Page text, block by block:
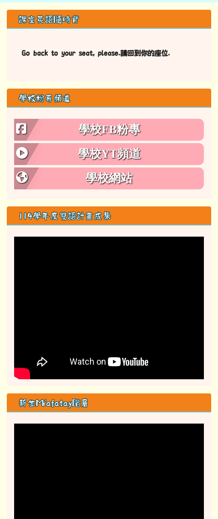
左邊區域內容
課室英語隨時背
Go back to your seat, please.請回到你的座位.
學校粉專頻道
學校FB粉專
學校YT頻道
學校網站
114學年度雙語計畫成果
新生Mi'afatay階層